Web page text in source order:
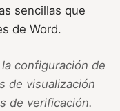
sencillas que
de Word.
configuración de
de visualización
de verificación.